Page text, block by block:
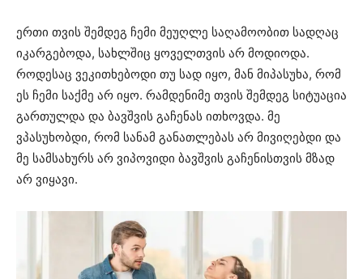
ერთი თვის შემდეგ ჩემი მეუღლე საღამოობით სადღაც
იკარგებოდა, სახლშიც ყოველთვის არ მოდიოდა.
როდესაც ვეკითხებოდი თუ სად იყო, მან მიპასუხა, რომ
ეს ჩემი საქმე არ იყო. რამდენიმე თვის შემდეგ სიტუაცია
გართულდა და ბავშვის გაჩენას ითხოვდა. მე
ვპასუხობდი, რომ სანამ განათლებას არ მივიღებდი და
მე სამსახურს არ ვიპოვიდი ბავშვის გაჩენისთვის მზად
არ ვიყავი.